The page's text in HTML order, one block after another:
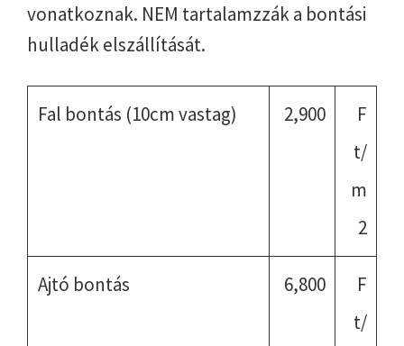
vonatkoznak. NEM tartalamzzák a bontási
hulladék elszállítását.
Fal bontás (10cm vastag) 2,900
F
t/
m
2
Ajtó bontás 6,800
F
t/